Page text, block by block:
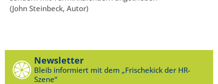
(John Steinbeck, Autor)
Newsletter
Bleib informiert mit dem „Frischekick der HR-
Szene“